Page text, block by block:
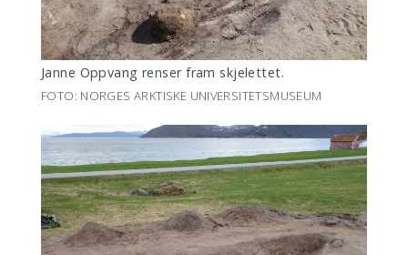
Janne Oppvang renser fram skjelettet.
FOTO: NORGES ARKTISKE UNIVERSITETSMUSEUM